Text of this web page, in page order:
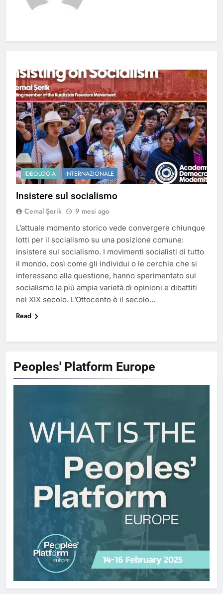
IDEOLOGIA INTERNAZIONALE
Insistere sul socialismo
Cemal Şerik 9 mesi ago
L’attuale momento storico vede convergere chiunque
lotti per il socialismo su una posizione comune:
insistere sul socialismo. I movimenti socialisti di tutto
il mondo, così come gli individui o le cerchie che si
interessano alla questione, hanno sperimentato sul
socialismo la più ampia varietà di opinioni e dibattiti
nel XIX secolo. L’Ottocento è il secolo…
Read
Peoples' Platform Europe